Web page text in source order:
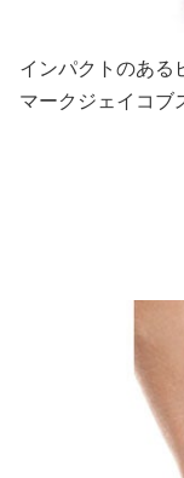
インパクトのある
マークジェイコブ